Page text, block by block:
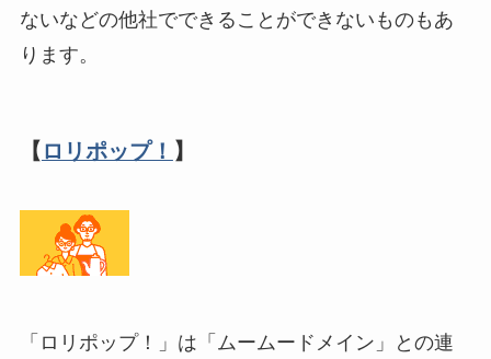
ないなどの他社でできることができないものもあ
ります。
【 ロリポップ！ 】
「ロリポップ！」は「ムームードメイン」との連